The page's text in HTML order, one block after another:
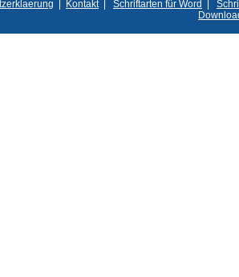
Kontakt| Schriftarten für Word